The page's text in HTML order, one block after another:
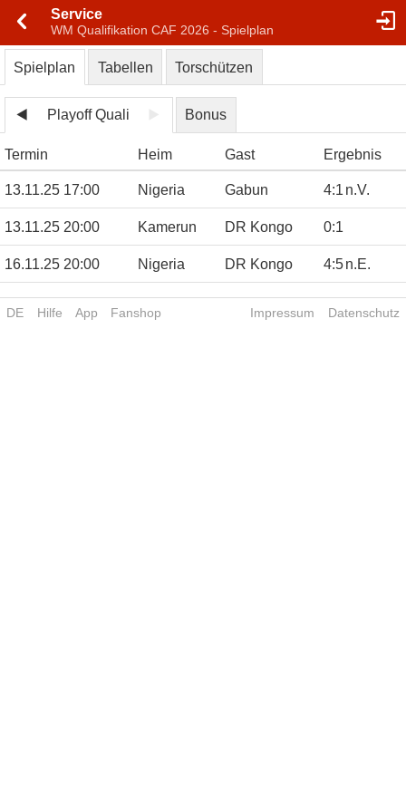
Service
WM Qualifikation CAF 2026 - Spielplan
Spielplan Tabellen Torschützen
Playoff Quali Bonus
Termin Heim Gast Ergebnis
13.11.25 17:00 Nigeria Gabun 4:1 n.V.
13.11.25 20:00 Kamerun DR Kongo 0:1
16.11.25 20:00 Nigeria DR Kongo 4:5n.E.
DE Hilfe App Fanshop Impressum Datenschutz